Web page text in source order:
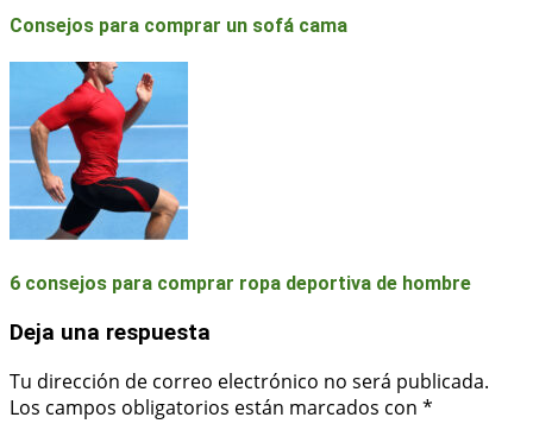
Consejos para comprar un sofá cama
6 consejos para comprar ropa deportiva de hombre
Deja una respuesta
Tu dirección de correo electrónico no será publicada.
Los campos obligatorios están marcados con *